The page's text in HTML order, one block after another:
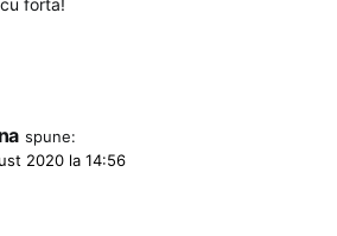
forta!
spune:
2020 la 14:56